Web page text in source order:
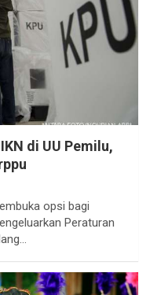
di UU Pemilu,
opsi bagi
Peraturan